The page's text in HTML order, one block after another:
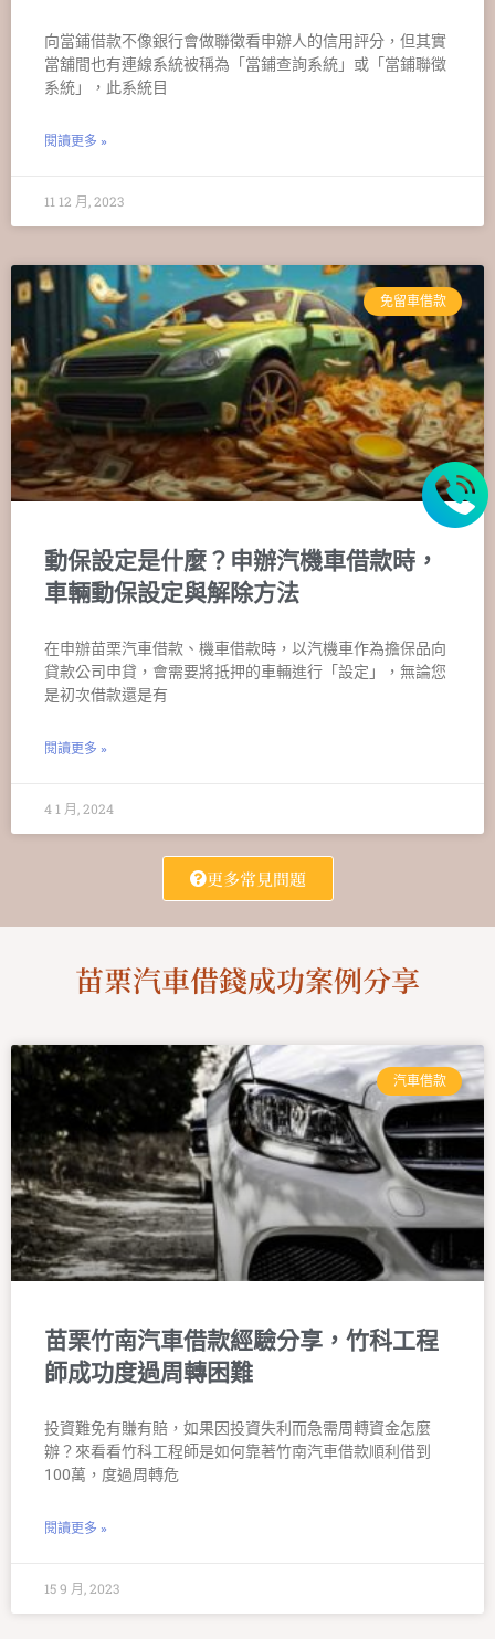
向當鋪借款不像銀行會做聯徵看申辦人的信用評分，但其實
當舖間也有連線系統被稱為「當鋪查詢系統」或「當鋪聯徵
系統」，此系統目
閱讀更多 »
11 12 月, 2023
免留車借款
動保設定是什麼？申辦汽機車借款時，
車輛動保設定與解除方法
在申辦苗栗汽車借款、機車借款時，以汽機車作為擔保品向
貸款公司申貸，會需要將抵押的車輛進行「設定」，無論您
是初次借款還是有
閱讀更多 »
4 1 月, 2024
更多常見問題
苗栗汽車借錢成功案例分享
汽車借款
苗栗竹南汽車借款經驗分享，竹科工程
師成功度過周轉困難
投資難免有賺有賠，如果因投資失利而急需周轉資金怎麼
辦？來看看竹科工程師是如何靠著竹南汽車借款順利借到
100萬，度過周轉危
閱讀更多 »
15 9 月, 2023